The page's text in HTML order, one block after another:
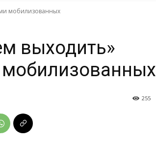
мобилизованных
выходить»
255